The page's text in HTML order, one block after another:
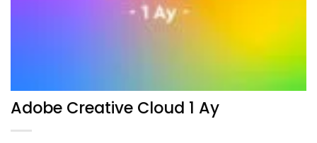
Adobe Creative Cloud 1 Ay